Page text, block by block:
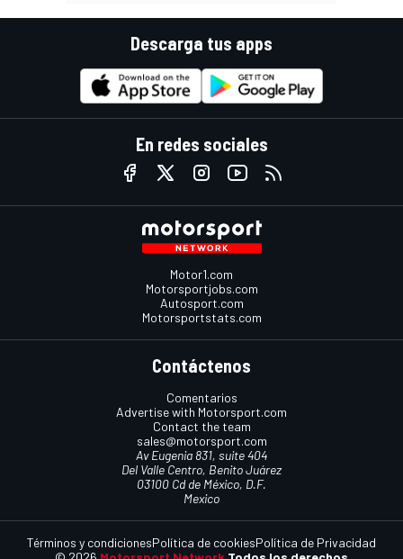
Descarga tus apps
En redes sociales
Motor1.com
Motorsportjobs.com
Autosport.com
Motorsportstats.com
Contáctenos
Comentarios
Advertise with Motorsport.com
Contact the team
sales@motorsport.com
Av Eugenia 831, suite 404
Del Valle Centro, Benito Juárez
03100 Cd de México, D.F.
Mexico
Términos y condicionesPolítica de cookiesPolítica de Privacidad